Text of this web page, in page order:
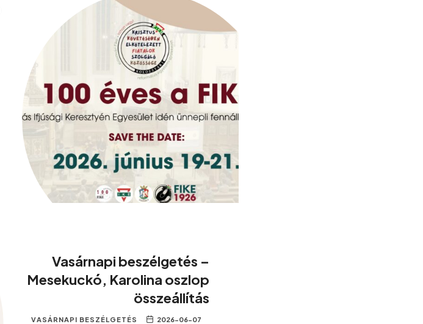
Vasárnapi beszélgetés –
Mesekuckó, Karolina oszlop
összeállítás
VASÁRNAPI BESZÉLGETÉS
2026-06-07